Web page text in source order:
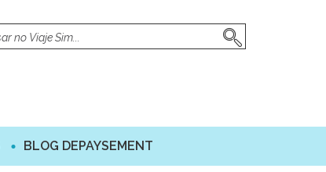
BLOG DEPAYSEMENT